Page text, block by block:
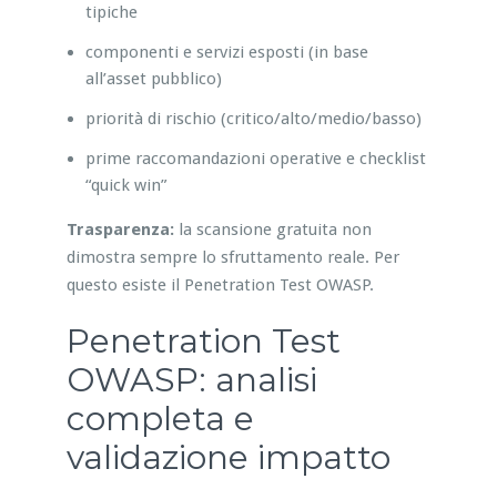
tipiche
componenti e servizi esposti (in base
all’asset pubblico)
priorità di rischio (critico/alto/medio/basso)
prime raccomandazioni operative e checklist
“quick win”
Trasparenza: la scansione gratuita non
dimostra sempre lo sfruttamento reale. Per
questo esiste il Penetration Test OWASP.
Penetration Test
OWASP: analisi
completa e
validazione impatto